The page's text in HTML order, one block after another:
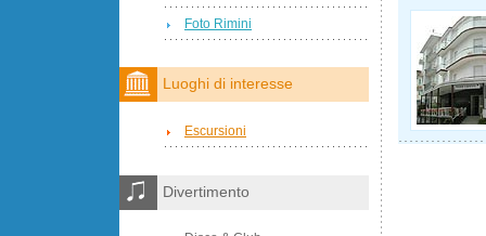
Foto Rimini
Luoghi di interesse
Escursioni
Divertimento